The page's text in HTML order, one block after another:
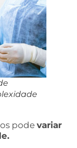
pode variar